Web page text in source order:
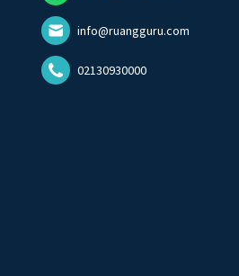
info@ruangguru.com
02130930000